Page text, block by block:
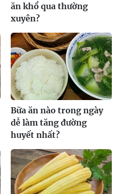
ăn khổ qua thường
xuyên?
Bữa ăn nào trong ngày
dễ làm tăng đường
huyết nhất?